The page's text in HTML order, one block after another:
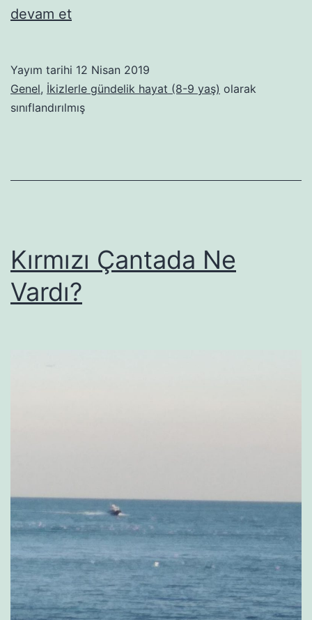
devam etMadam
Bölüm:
Ödav
Kayseri
Yayım tarihi 12 Nisan 2019
Genel, İkizlerle gündelik hayat (8-9 yaş) olarak
sınıflandırılmış
Kırmızı Çantada Ne
Vardı?